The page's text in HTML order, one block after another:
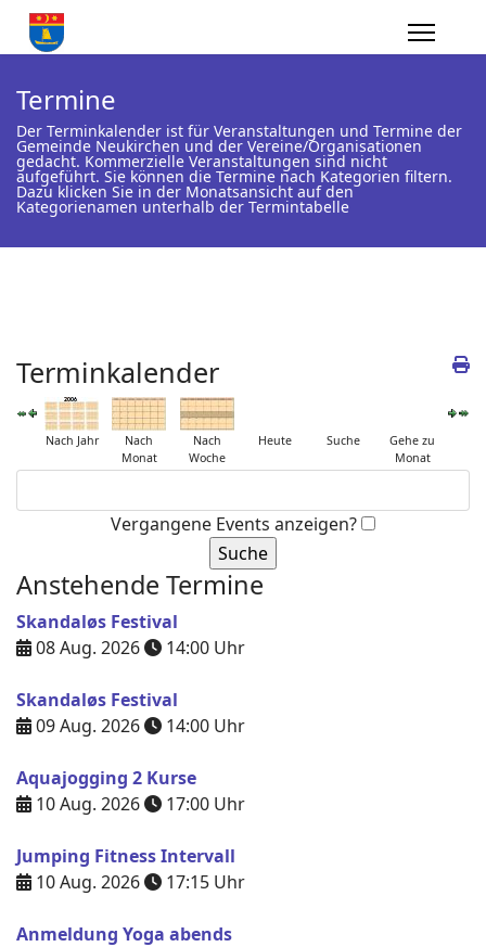
Termine
Der Terminkalender ist für Veranstaltungen und Termine der
Gemeinde Neukirchen und der Vereine/Organisationen
gedacht. Kommerzielle Veranstaltungen sind nicht
aufgeführt. Sie können die Termine nach Kategorien filtern.
Dazu klicken Sie in der Monatsansicht auf den
Kategorienamen unterhalb der Termintabelle
Terminkalender
Nach Jahr
Nach
Monat
Nach
Woche
Heute Suche
Gehe zu
Monat
Vergangene Events anzeigen?
Anstehende Termine
Skandaløs Festival
08 Aug. 2026
14:00 Uhr
Skandaløs Festival
09 Aug. 2026
14:00 Uhr
Aquajogging 2 Kurse
10 Aug. 2026
17:00 Uhr
Jumping Fitness Intervall
10 Aug. 2026
17:15 Uhr
Anmeldung Yoga abends